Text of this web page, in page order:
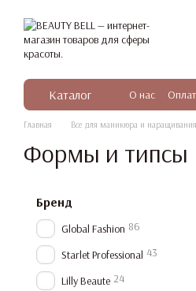
Каталог О нас
Главная Все для маникюра и наращивания
Формы и типсы
Бренд
Global Fashion 86
Starlet Professional 43
Lilly Beaute 24